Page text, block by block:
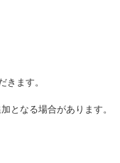
きます。
となる場合があります。